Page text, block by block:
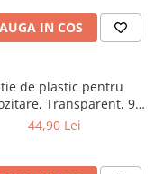
IN COS
de plastic pentru
Transparent, 9
litri
44,90 Lei